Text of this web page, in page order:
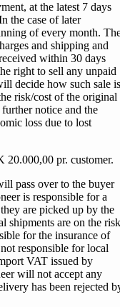
at the latest 7 days
the case of later
of every month.
and shipping and
within 30 days
right to sell any unpaid
decide how such sale is
risk/cost of the original
notice and the
loss due to lost
20.000,00 pr. customer.
pass over to the buyer
is responsible for a
are picked up by the
shipments are on the risk
for the insurance of
responsible for local
VAT issued by
will not accept any
has been rejected